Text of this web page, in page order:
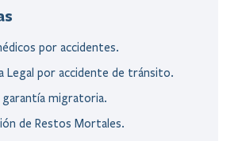
por accidentes.
Legal por accidente de tránsito.
garantía migratoria.
de Restos Mortales.